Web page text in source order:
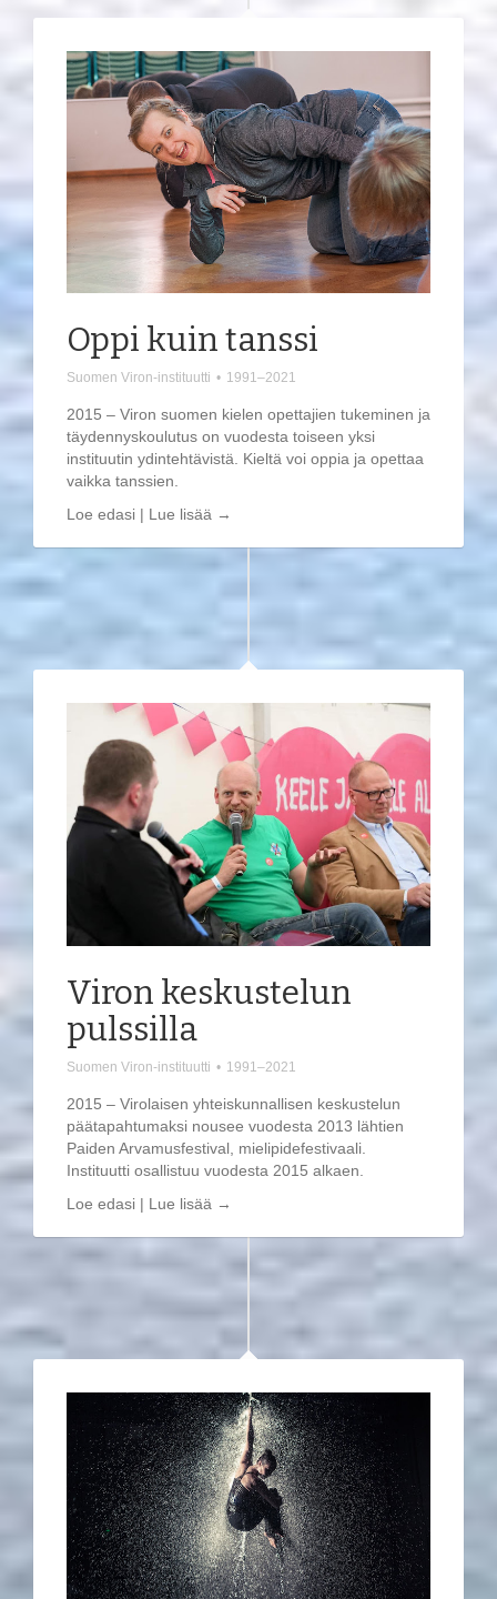
Oppi kuin tanssi
Suomen Viron-instituutti • 1991–2021
2015 – Viron suomen kielen opettajien tukeminen ja
täydennyskoulutus on vuodesta toiseen yksi
instituutin ydintehtävistä. Kieltä voi oppia ja opettaa
vaikka tanssien.
Loe edasi | Lue lisää →
Viron keskustelun
pulssilla
Suomen Viron-instituutti • 1991–2021
2015 – Virolaisen yhteiskunnallisen keskustelun
päätapahtumaksi nousee vuodesta 2013 lähtien
Paiden Arvamusfestival, mielipidefestivaali.
Instituutti osallistuu vuodesta 2015 alkaen.
Loe edasi | Lue lisää →